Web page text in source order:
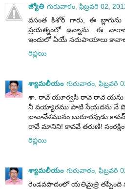
జ్యోతి గురువారం, ఫిబ్రవరి 02,
వసంత కిశోర్ గారు, ఈ
ప్రయత్నంలో ఉన్నాను. ఈ
ఇందులో ఏయే సదుపాయాలు కావాలో
రిప్లయి
శ్యామలీయం గురువారం, ఫిబ్రవరి
శా. రావే యూర్వసి రావె రావె యను
నీ వయ్యారము పాటి సేయదను నే
భావావేశమునం బురూరవుడు
రావే మానిని! కావవే తరుణి!
రిప్లయి
శ్యామలీయం గురువారం, ఫిబ్రవరి
రెండవపాదంలో యతిమైత్రి తప్పింది